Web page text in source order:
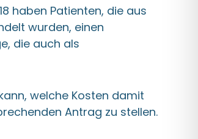
haben Patienten, die aus
wurden, einen
die auch als
welche Kosten damit
Antrag zu stellen.